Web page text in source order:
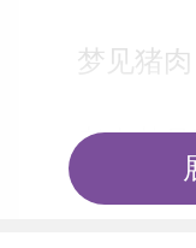
梦见猪
老人梦